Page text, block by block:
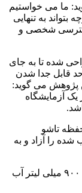
ما می خواستیم
به تنهایی
دسترسی شخصی و
شده تا به جای
قابل جدا شدن
پژوهش می گوید:
یک آزمایشگاه
تاشو
را آزاد و به
کت فناورانه با توجه به سطح رطوبت بین ۴۰۰تا ۹۰۰ میلی لیتر آب